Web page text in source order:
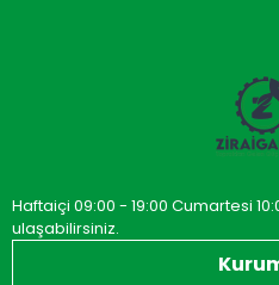
Haftaiçi 09:00 - 19:00 Cumartesi
ulaşabilirsiniz.